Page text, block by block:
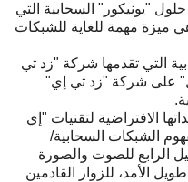
"يونيكور" السحابية التي
ميزة مهمة للغاية للشبكات
التي تقدمها شركة "زد تي
على شركة "زد تي إي"
الافتراضية لتقنيات "إي
الشبكات السحابية/
الرابع للصوت والصورة
الأمد، للزوار القادمين